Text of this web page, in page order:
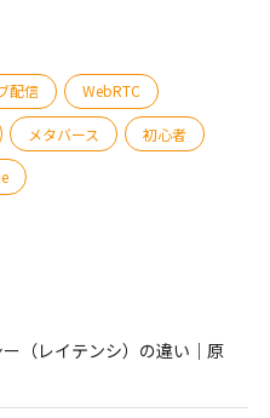
配信 WebRTC
メタバース 初心者
（レイテンシ）の違い｜原